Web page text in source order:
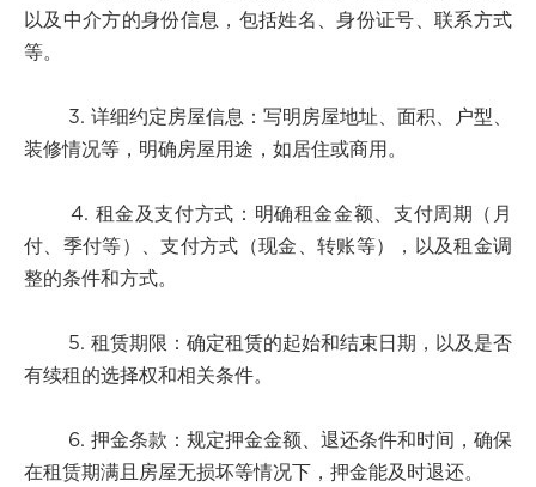
以及中介方的身份信息，包括姓名、身份证号、联系方式
等。
3. 详细约定房屋信息：写明房屋地址、面积、户型、
装修情况等，明确房屋用途，如居住或商用。
4. 租金及支付方式：明确租金金额、支付周期（月
付、季付等）、支付方式（现金、转账等），以及租金调
整的条件和方式。
5. 租赁期限：确定租赁的起始和结束日期，以及是否
有续租的选择权和相关条件。
6. 押金条款：规定押金金额、退还条件和时间，确保
在租赁期满且房屋无损坏等情况下，押金能及时退还。